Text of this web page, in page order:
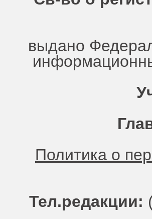
выдано
Политика о
Тел.редакции: